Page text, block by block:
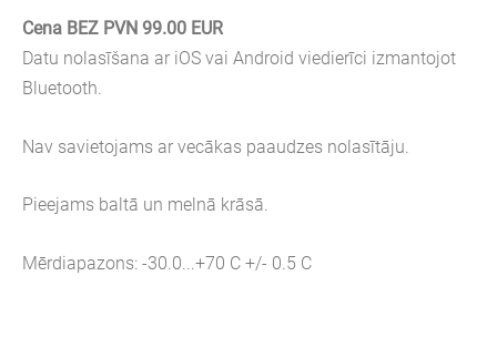
Cena BEZ PVN 99.00 EUR
Datu nolasīšana ar iOS vai Android viedierīci izmantojot
Bluetooth.
Nav savietojams ar vecākas paaudzes nolasītāju.
Pieejams baltā un melnā krāsā.
Mērdiapazons: -30.0...+70 C +/- 0.5 C